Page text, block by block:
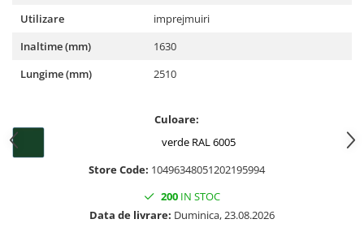
Utilizare
imprejmuiri
Inaltime (mm)
1630
Lungime (mm)
2510
Culoare:
verde RAL 6005
Store Code: 10496348051202195994
200 IN STOC
Data de livrare: Duminica, 23.08.2026